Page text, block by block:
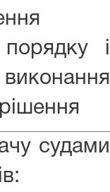
і
судами